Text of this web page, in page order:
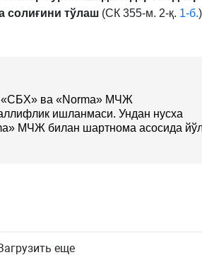
солиғини тўлаш(СК 355-м. 2-қ. 1-б.
«СБХ» ва «Norma» МЧЖ
ишланмаси. Ундан нусха
МЧЖ билан шартнома асосида
еще